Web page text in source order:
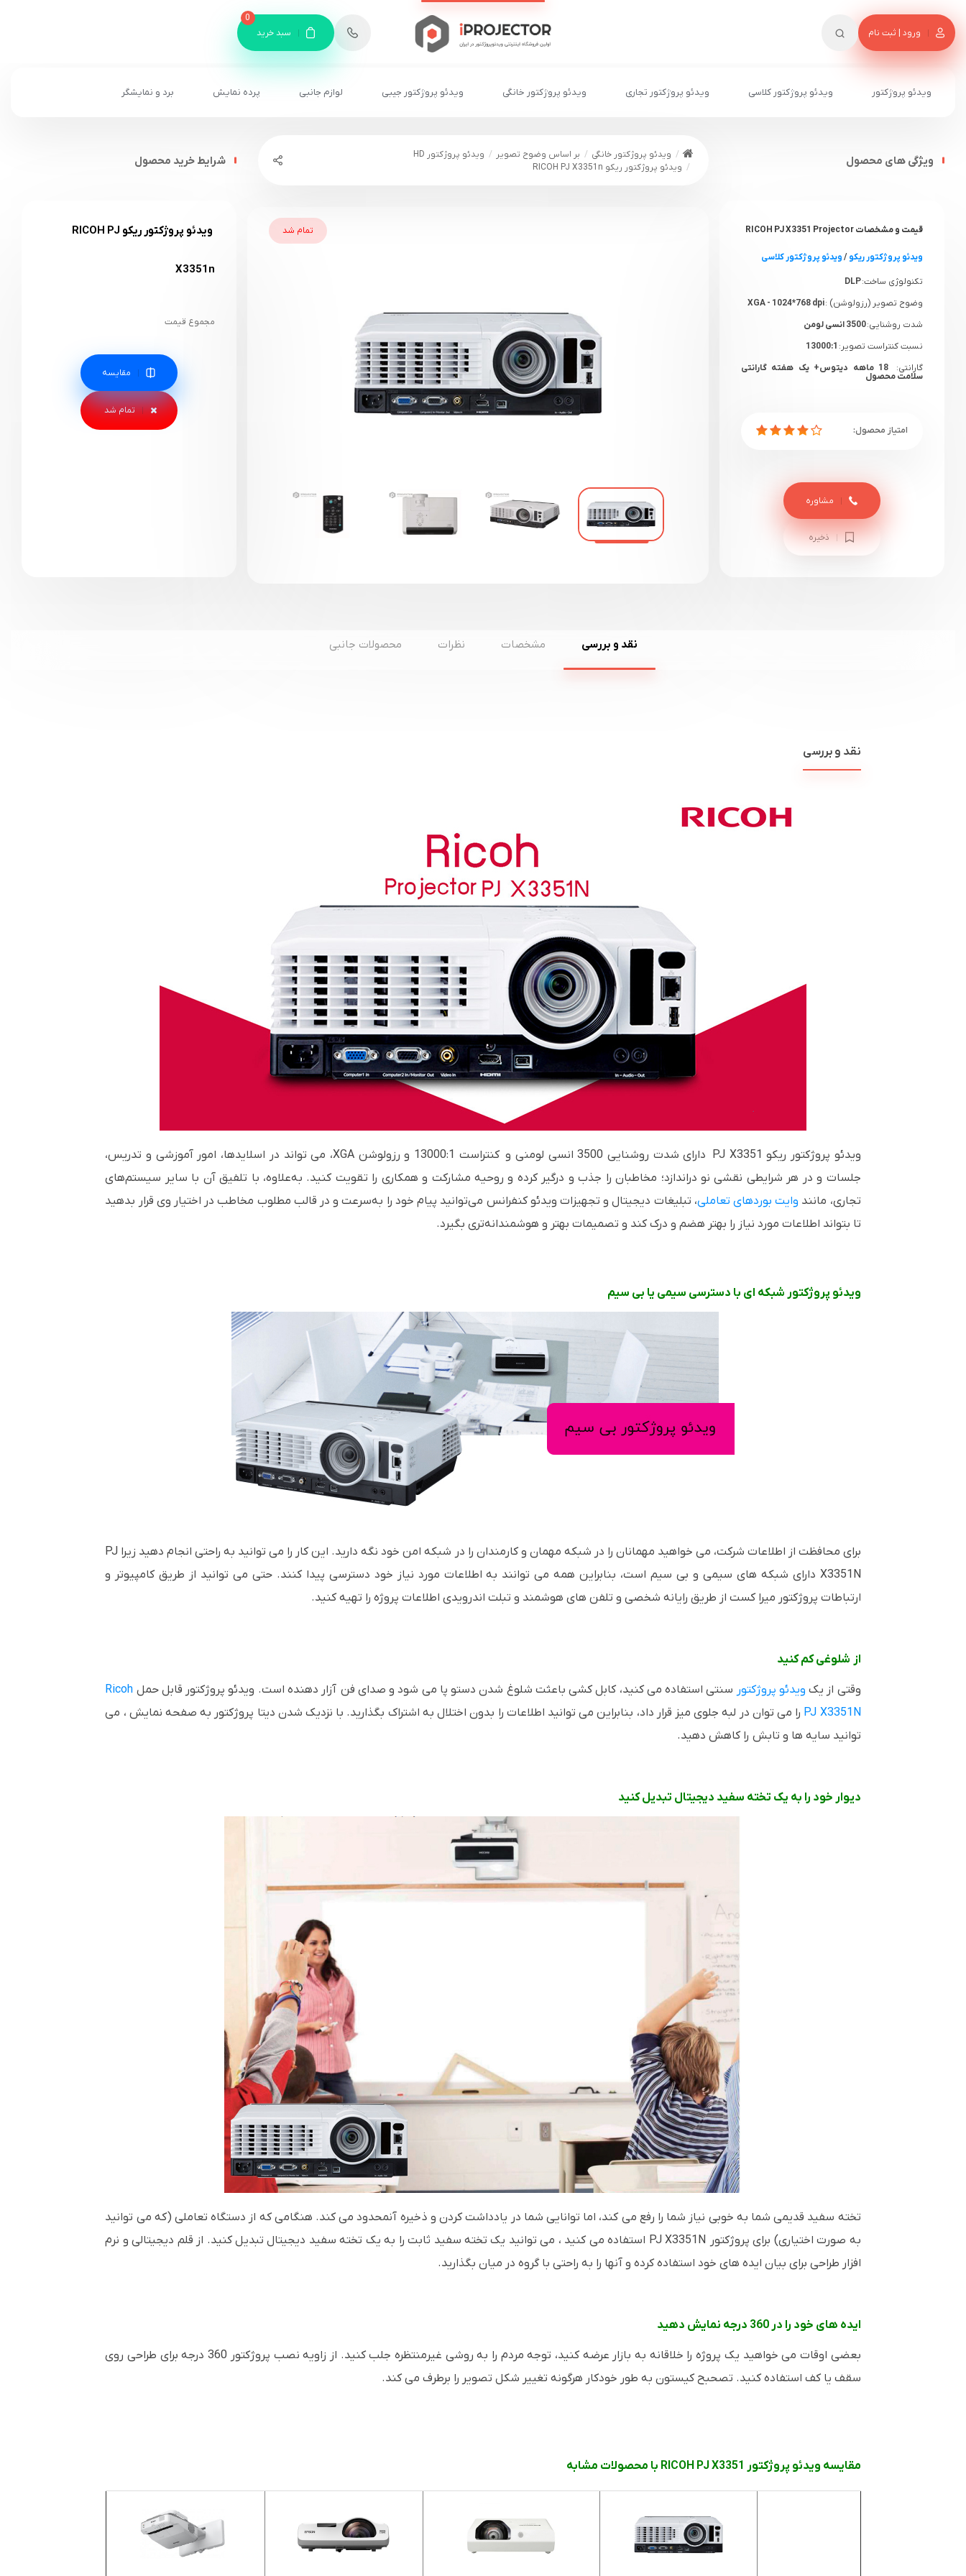
ورود | ثبت نام
8
سبد خرید
0
ویدئو پروژکتور ویدئو پروژکتور کلاسی ویدئو پروژکتور تجاری ویدئو پروژکتور خانگی ویدئو پروژکتور جیبی لوازم جانبی پرده نمایش برد و نمایشگر
ویدئو پروژکتور خانگی بر اساس وضوح تصویر
ویدئو پروژکتور HD
ویدئو پروژکتور ریکو RICOH PJ X3351n
تمام شد
شرایط خرید محصول
ویدئو پروژکتور ریکو RICOH PJ
X3351n
مجموع قیمت
مقایسه
ویژگی های محصول
قیمت و مشخصات RICOH PJ X3351 Projector
ویدئو پروژکتور ریکو/ویدئو پروژکتور کلاسی
تکنولوژی ساخت:DLP
وضوح تصویر (رزولوشن) :
شدت روشنایی:3500 انسی لومن
نسبت کنتراست تصویر:
گارانتی:
18 ماهه دیتوس+ یک هفته گارانتی
سلامت محصول
ذخیره
مشاوره
نقد و بررسی مشخصات نظرات محصولات جانبی
نقد و بررسی
ویدئو پروژکتور PJ X3351 ریکو
دارای شدت روشنایی 3500 انسی لومنی و کنتراست 13000:1 و رزولوشن XGA، می تواند در اسلایدها، امور آموزشی و تدریس،
جلسات و در هر شرایطی نقشی نو دراندازد؛ مخاطبان را جذب و درگیر کرده و روحیه مشارکت و همکاری را تقویت کنید. به‌علاوه، با تلفیق آن با سایر سیستم‌های
تجاری، مانند وایت بوردهای تعاملی، تبلیغات دیجیتال و تجهیزات ویدئو کنفرانس می‌توانید پیام خود را به‌سرعت و در قالب مطلوب مخاطب در اختیار وی قرار بدهید
تا بتواند اطلاعات مورد نیاز را بهتر هضم و درک کند و تصمیمات بهتر و هوشمندانه‌تری بگیرد.
ویدئو پروژکتور شبکه ای با دسترسی سیمی یا بی سیم
برای محافظت از اطلاعات شرکت، می خواهید مهمانان را در شبکه مهمان و کارمندان را در شبکه امن خود نگه دارید. این کار را می توانید به راحتی انجام دهید زیرا PJ
X3351N دارای شبکه های سیمی و بی سیم است، بنابراین همه می توانند به اطلاعات مورد نیاز خود دسترسی پیدا کنند. حتی می توانید از طریق کامپیوتر و
ارتباطات پروژکتور میرا کست از طریق رایانه شخصی و تلفن های هوشمند و تبلت اندرویدی اطلاعات پروژه را تهیه کنید.
از شلوغی کم کنید
وقتی از یک ویدئو پروژکتور سنتی استفاده می کنید، کابل کشی باعثت شلوغ شدن دستو پا می شود و صدای فن آزار دهنده است. ویدئو پروژکتور قابل حمل Ricoh
PJ X3351N را می توان در لبه جلوی میز قرار داد، بنابراین می توانید اطلاعات را بدون اختلال به اشتراک بگذارید. با نزدیک شدن دیتا پروژکتور به صفحه نمایش ، می
توانید سایه ها و تابش را کاهش دهید.
دیوار خود را به یک تخته سفید دیجیتال تبدیل کنید
تخته سفید قدیمی شما به خوبی نیاز شما را رفع می کند، اما توانایی شما در یادداشت کردن و ذخیره آنمحدود می کند. هنگامی که از دستگاه تعاملی (که می توانید
به صورت اختیاری) برای پروژکتور PJ X3351N استفاده می کنید ، می توانید یک تخته سفید ثابت را به یک تخته سفید دیجیتال تبدیل کنید. از قلم دیجیتالی و نرم
افزار طراحی برای بیان ایده های خود استفاده کرده و آنها را به راحتی با گروه در میان بگذارید.
ایده های خود را در 360 درجه نمایش دهید
بعضی اوقات می خواهید یک پروژه را خلاقانه به بازار عرضه کنید، توجه مردم را به روشی غیرمنتظره جلب کنید. از زاویه نصب پروژکتور 360 درجه برای طراحی روی
سقف یا کف استفاده کنید. تصحبح کیستون به طور خودکار هرگونه تغییر شکل تصویر را برطرف می کند.
مقایسه ویدئو پروژکتور RICOH PJ X3351 با محصولات مشابه